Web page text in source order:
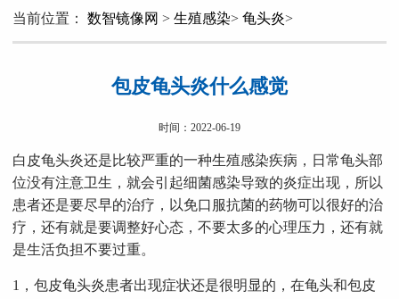
当前位置： 数智镜像网 > 生殖感染> 龟头炎>
包皮龟头炎什么感觉
时间：2022-06-19
白皮龟头炎还是比较严重的一种生殖感染疾病，日常龟头部
位没有注意卫生，就会引起细菌感染导致的炎症出现，所以
患者还是要尽早的治疗，以免口服抗菌的药物可以很好的治
疗，还有就是要调整好心态，不要太多的心理压力，还有就
是生活负担不要过重。
1，包皮龟头炎患者出现症状还是很明显的，在龟头和包皮